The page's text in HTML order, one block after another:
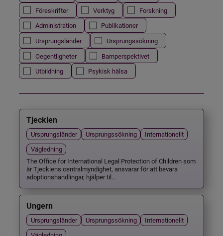
Föreskrifter
Verktyg
Forskning
Administration
Publikationer
Ursprungsländer
Ursprungssökning
Oegentligheter
Barnperspektivet
Utbildning
Psykisk hälsa
Tjeckien
Ursprungsländer Ursprungssökning
Internationellt
Vägledning
The Office for International Legal Protection of Children som
är Tjeckiens centralmyndighet, ansvarar för att bevara
adoptionshandlingar, hjälper til...
Ungern
Ursprungsländer Ursprungssökning
Internationellt